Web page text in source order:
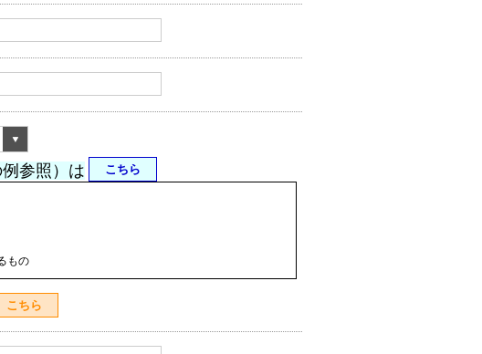
参照）は こちら
もの
こちら